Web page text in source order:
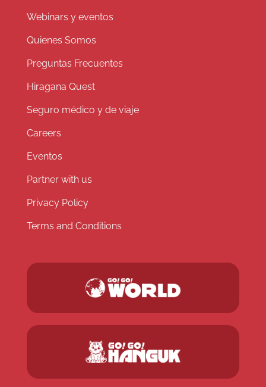
Webinars y eventos
Quienes Somos
Preguntas Frecuentes
Hiragana Quest
Seguro médico y de viaje
Careers
Eventos
Partner with us
Privacy Policy
Terms and Conditions